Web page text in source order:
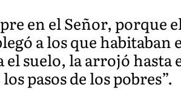
en el Señor, porque
a los que
suelo, la arrojó hasta
pasos de los pobres”.